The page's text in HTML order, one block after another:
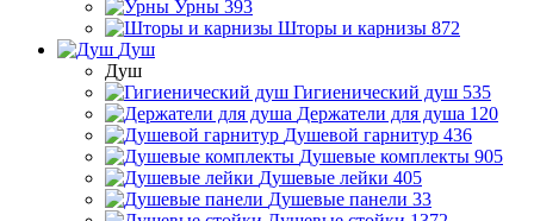
Урны 393
Шторы и карнизы 872
Душ
Душ
Гигиенический душ 535
Держатели для душа 120
Душевой гарнитур 436
Душевые комплекты 905
Душевые лейки 405
Душевые панели 33